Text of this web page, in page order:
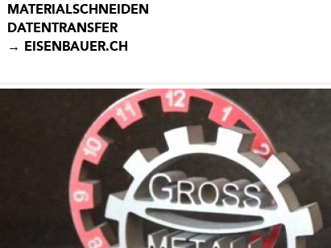
MATERIALSCHNEIDEN
DATENTRANSFER
→ EISENBAUER.CH